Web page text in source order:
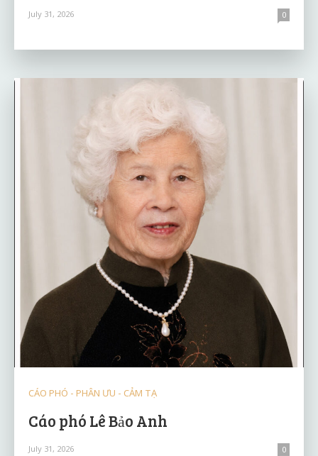
July 31, 2026 0
CÁO PHÓ - PHÂN ƯU - CẢM TẠ
Cáo phó Lê Bảo Anh
July 31, 2026 0